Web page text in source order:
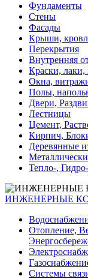
Фундаменты
Стены
Фасады
Крыши,
Перекрытия
Внутренняя
Краски, лаки,
Окна,
Полы,
Двери,
Лестницы
Цемент,
Кирпич,
Деревянные
Тепло-,
ИНЖЕНЕРНЫЕ
Отопление,
Системы